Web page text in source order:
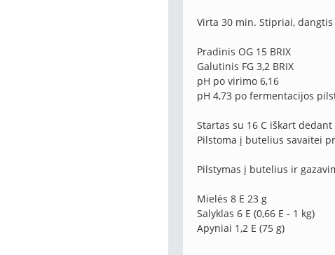
Virta 30 min. Stipriai,
Pradinis OG 15 BRIX
Galutinis FG 3,2 BRIX
pH po virimo 6,16
pH 4,73 po fermentacijos
Startas su 16 C iškart
Pilstoma į butelius savaitei
Pilstymas į butelius ir
Mielės 8 E 23 g
Salyklas 6 E (0,66 E - 1 kg)
Apyniai 1,2 E (75 g)